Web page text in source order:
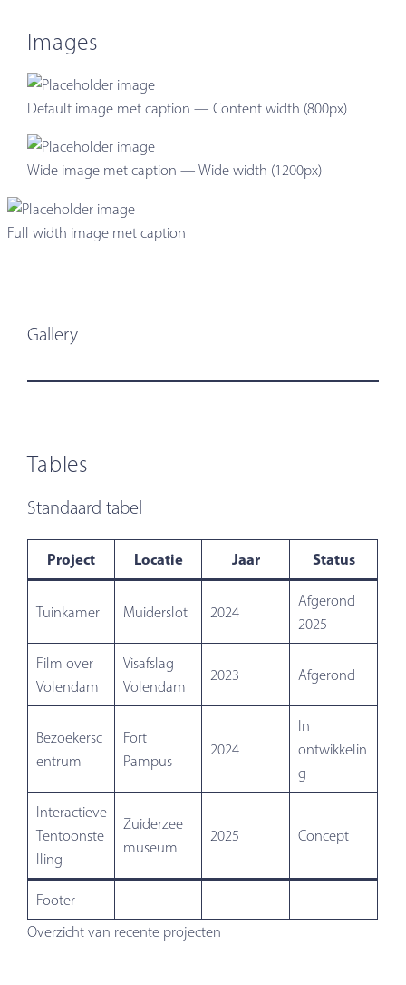
Images
Default image met caption — Content width (800px)
Wide image met caption — Wide width (1200px)
Full width image met caption
Gallery
Tables
Standaard tabel
Project Locatie Jaar Status
Tuinkamer Muiderslot 2024
Afgerond
2025
Film over
Volendam
Visafslag
Volendam
2023 Afgerond
Bezoekersc
entrum
Fort
Pampus
2024
In
ontwikkelin
g
Interactieve
Tentoonste
lling
Zuiderzee
museum
2025 Concept
Footer
Overzicht van recente projecten